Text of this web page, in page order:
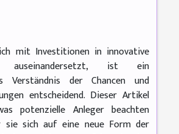
mit Investitionen in innovative
auseinandersetzt, ist ein
Verständnis der Chancen und
entscheidend. Dieser Artikel
potenzielle Anleger beachten
sie sich auf eine neue Form der